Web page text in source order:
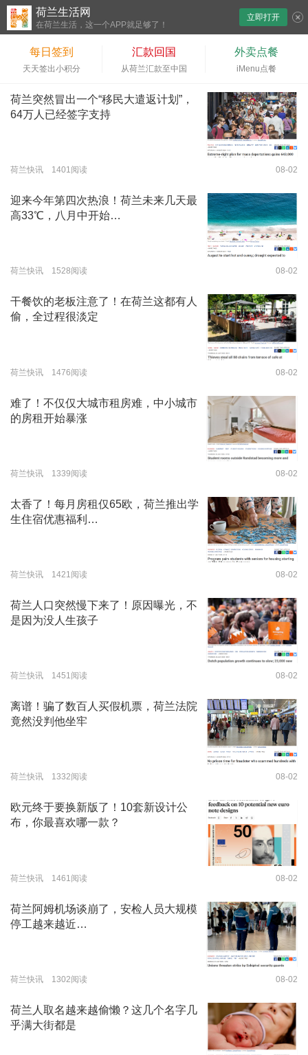
荷兰生活网
在荷兰生活，这一个APP就足够了！
立即打开
每日签到
天天签出小积分
汇款回国
从荷兰汇款至中国
外卖点餐
iMenu点餐
荷兰突然冒出一个“移民大遣返计划”，
64万人已经签字支持
荷兰快讯 1401阅读 08-02
迎来今年第四次热浪！荷兰未来几天最
高33℃，八月中开始…
荷兰快讯 1528阅读 08-02
干餐饮的老板注意了！在荷兰这都有人
偷，全过程很淡定
荷兰快讯 1476阅读 08-02
难了！不仅仅大城市租房难，中小城市
的房租开始暴涨
荷兰快讯 1339阅读 08-02
太香了！每月房租仅65欧，荷兰推出学
生住宿优惠福利…
荷兰快讯 1421阅读 08-02
荷兰人口突然慢下来了！原因曝光，不
是因为没人生孩子
荷兰快讯 1451阅读 08-02
离谱！骗了数百人买假机票，荷兰法院
竟然没判他坐牢
荷兰快讯 1332阅读 08-02
欧元终于要换新版了！10套新设计公
布，你最喜欢哪一款？
荷兰快讯 1461阅读 08-02
荷兰阿姆机场谈崩了，安检人员大规模
停工越来越近…
荷兰快讯 1302阅读 08-02
荷兰人取名越来越偷懒？这几个名字几
乎满大街都是